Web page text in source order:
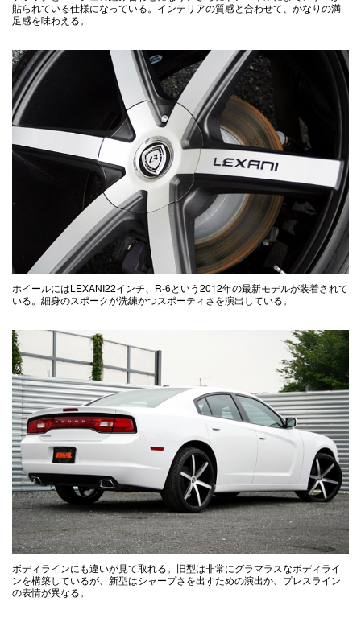
貼られている仕様になっている。インテリアの質感と合わせて、かなりの満
足感を味わえる。
ホイールにはLEXANI22インチ、R-6という2012年の最新モデルが装着されて
いる。細身のスポークが洗練かつスポーティさを演出している。
ボディラインにも違いが見て取れる。旧型は非常にグラマラスなボディライ
ンを構築しているが、新型はシャープさを出すための演出か、プレスライン
の表情が異なる。